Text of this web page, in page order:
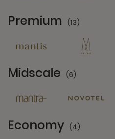
Premium (13)
Midscale (6)
Economy (4)